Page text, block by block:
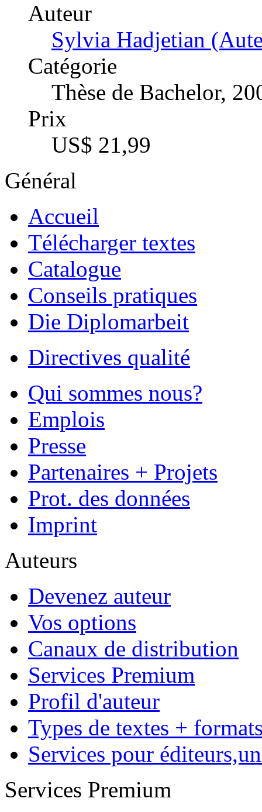
Auteur
Sylvia Hadjetian
Catégorie
Thèse de Bachelor,
Prix
US$ 21,99
Général
Accueil
Télécharger textes
Catalogue
Conseils pratiques
Die Diplomarbeit
Directives qualité
Qui sommes nous?
Emplois
Presse
Partenaires + Projets
Prot. des données
Imprint
Auteurs
Devenez auteur
Vos options
Canaux de distribution
Services Premium
Profil d'auteur
Types de textes +
Services pour
Services Premium